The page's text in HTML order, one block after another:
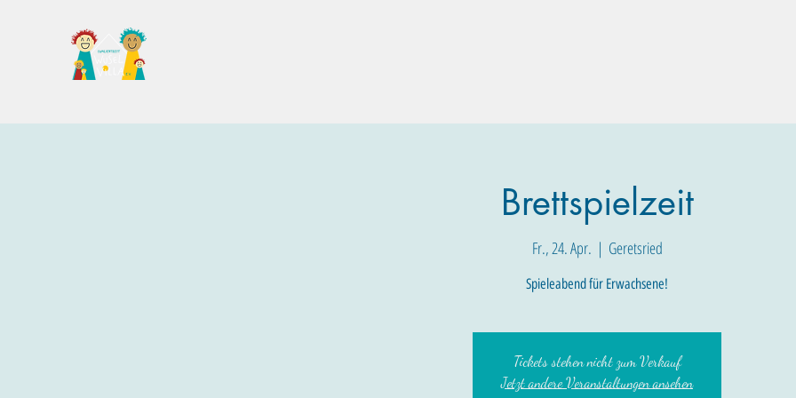
Brettspielzeit
Fr., 24. Apr.
  |
Geretsried
Spieleabend für Erwachsene!
Tickets stehen nicht zum Verkauf
Jetzt andere Veranstaltungen ansehen